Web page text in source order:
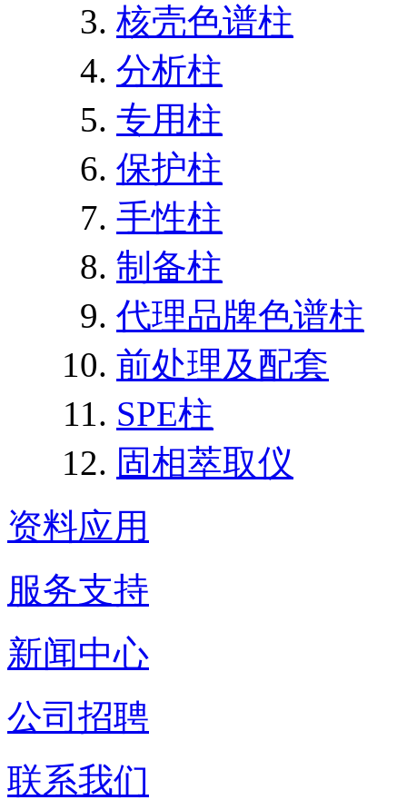
核壳色谱柱
分析柱
专用柱
保护柱
手性柱
制备柱
代理品牌色谱柱
前处理及配套
SPE柱
固相萃取仪
资料应用
服务支持
新闻中心
公司招聘
联系我们